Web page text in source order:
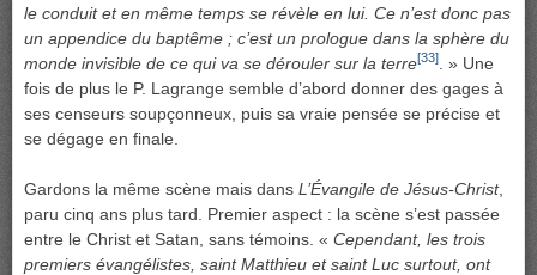
le conduit et en même temps se révèle en lui. Ce n’est donc pas
un appendice du baptême ; c’est un prologue dans la sphère du
monde invisible de ce qui va se dérouler sur la terre[33]
. » Une
fois de plus le P. Lagrange semble d’abord donner des gages à
ses censeurs soupçonneux, puis sa vraie pensée se précise et
se dégage en finale.
Gardons la même scène mais dans L’Évangile de Jésus-Christ,
paru cinq ans plus tard. Premier aspect : la scène s’est passée
entre le Christ et Satan, sans témoins. « Cependant, les trois
premiers évangélistes, saint Matthieu et saint Luc surtout, ont